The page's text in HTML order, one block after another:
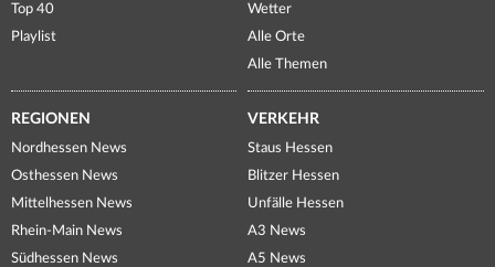
Top 40
Playlist
Wetter
Alle Orte
Alle Themen
REGIONEN
Nordhessen News
Osthessen News
Mittelhessen News
Rhein-Main News
Südhessen News
VERKEHR
Staus Hessen
Blitzer Hessen
Unfälle Hessen
A3 News
A5 News